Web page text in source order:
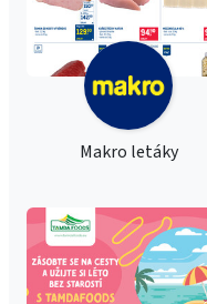
Makro letáky